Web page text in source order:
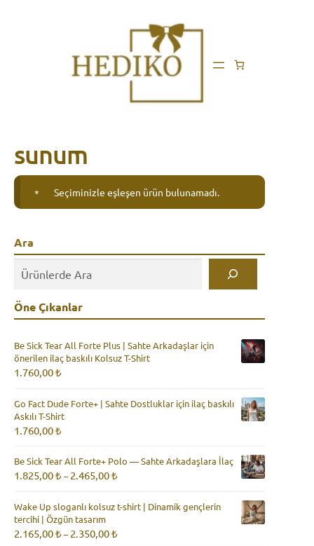
sunum
Seçiminizle eşleşen ürün bulunamadı.
Ara
Öne Çıkanlar
Be Sick Tear All Forte Plus | Sahte Arkadaşlar için
önerilen ilaç baskılı Kolsuz T-Shirt
1.760,00₺
Go Fact Dude Forte+ | Sahte Dostluklar için ilaç baskılı
Askılı T-Shirt
1.760,00₺
Be Sick Tear All Forte+ Polo — Sahte Arkadaşlara İlaç
1.825,00₺ – 2.465,00₺
-
Wake Up sloganlı kolsuz t-shirt | Dinamik gençlerin
tercihi | Özgün tasarım
2.165,00₺ – 2.350,00₺